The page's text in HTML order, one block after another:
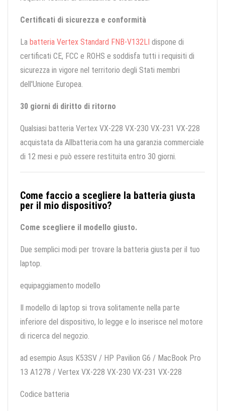
Certificati di sicurezza e conformità
La batteria Vertex Standard FNB-V132LI dispone di
certificati CE, FCC e ROHS e soddisfa tutti i requisiti di
sicurezza in vigore nel territorio degli Stati membri
dell'Unione Europea.
30 giorni di diritto di ritorno
Qualsiasi batteria Vertex VX-228 VX-230 VX-231 VX-228
acquistata da Allbatteria.com ha una garanzia commerciale
di 12 mesi e può essere restituita entro 30 giorni.
Come faccio a scegliere la batteria giusta
per il mio dispositivo?
Come scegliere il modello giusto.
Due semplici modi per trovare la batteria giusta per il tuo
laptop.
equipaggiamento modello
Il modello di laptop si trova solitamente nella parte
inferiore del dispositivo, lo legge e lo inserisce nel motore
di ricerca del negozio.
ad esempio Asus K53SV / HP Pavilion G6 / MacBook Pro
13 A1278 / Vertex VX-228 VX-230 VX-231 VX-228
Codice batteria